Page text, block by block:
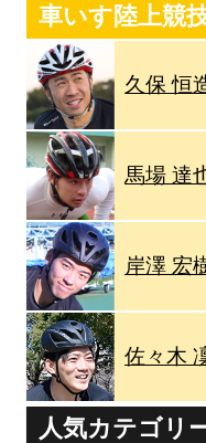
車いす陸上競
久保 恒
馬場 達
岸澤 宏
佐々木
人気カテゴリ